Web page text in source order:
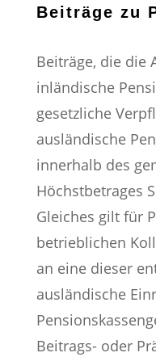
Beiträge zu
Beiträge, die die
inländische
gesetzliche
ausländische
innerhalb des
Höchstbetrages
Gleiches gilt für
betrieblichen
an eine dieser
ausländische
Beitrags- oder